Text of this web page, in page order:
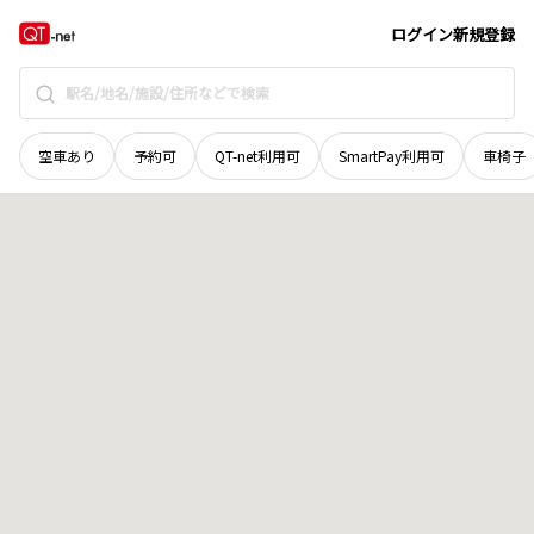
ログイン新規登録
空車あり 予約可 QT-net利用可 SmartPay利用可 車椅子
岩手県